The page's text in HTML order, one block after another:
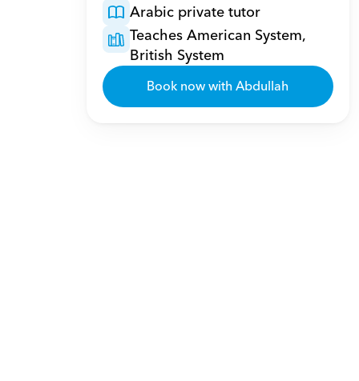
Arabic private tutor
Teaches American System,
British System
Book now with Abdullah